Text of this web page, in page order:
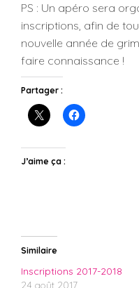
PS : Un apéro sera
inscriptions, afin de
nouvelle année de
faire connaissance !
Partager :
J’aime ça :
Similaire
Inscriptions 2017-2018
24 août 2017